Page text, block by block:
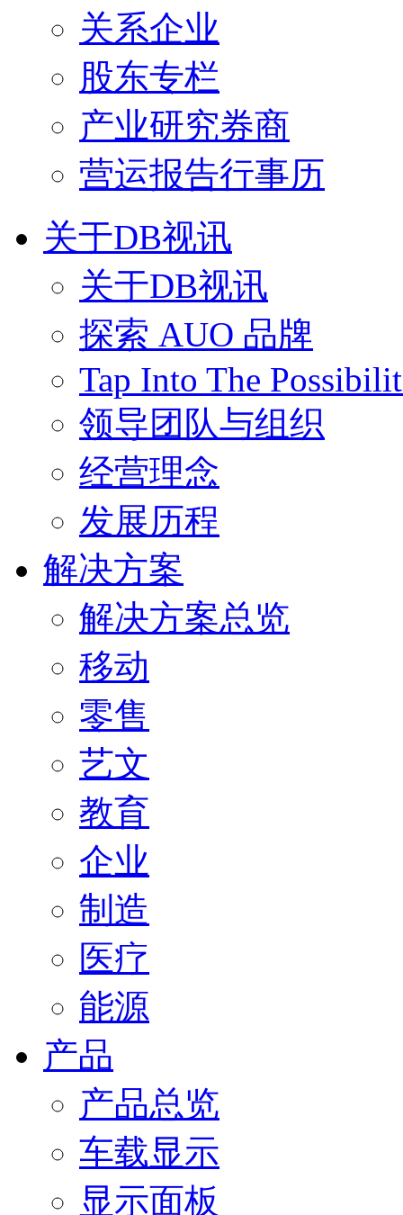
关系企业
股东专栏
产业研究券商
营运报告行事历
关于DB视讯
关于DB视讯
探索 AUO 品牌
Tap Into The
领导团队与组织
经营理念
发展历程
解决方案
解决方案总览
移动
零售
艺文
教育
企业
制造
医疗
能源
产品
产品总览
车载显示
显示面板